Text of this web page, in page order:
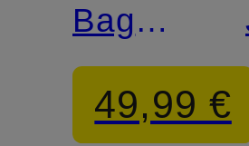
Bag
ROSAMI
MINI
49,99 €